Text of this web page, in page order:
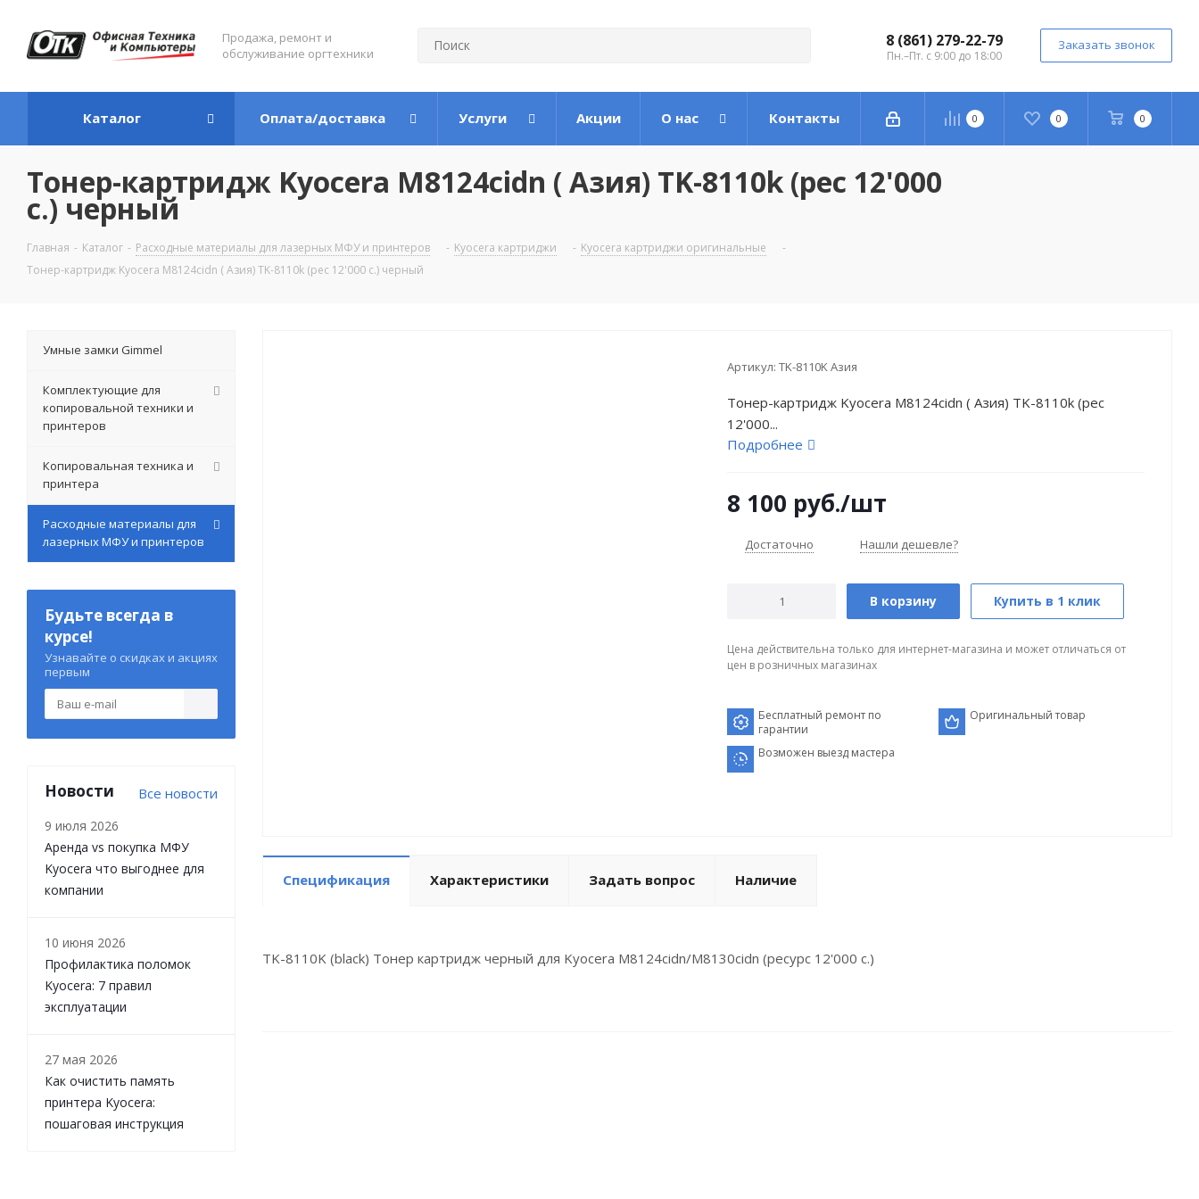
Продажа, ремонт и
обслуживание оргтехники
8 (861) 279-22-79
Пн.–Пт. с 9:00 до 18:00
Заказать звонок
0 0 0
Каталог Оплата/доставка Услуги Акции О нас Контакты
Тонер-картридж Kyocera M8124cidn ( Азия) TK-8110k (рес 12'000
c.) черный
Главная - Каталог - Расходные материалы для лазерных МФУ и принтеров - Kyocera картриджи - Kyocera картриджи оригинальные
-
Тонер-картридж Kyocera M8124cidn ( Азия) TK-8110k (рес 12'000 c.) черный
Артикул: TK-8110K Азия
Тонер-картридж Kyocera M8124cidn ( Азия) TK-8110k (рес
12'000...
Подробнее
8 100 руб./шт
Достаточно Нашли дешевле?
В корзину Купить в 1 клик
Цена действительна только для интернет-магазина и может отличаться от
цен в розничных магазинах
Бесплатный ремонт по
гарантии
Оригинальный товар
Возможен выезд мастера
Спецификация Характеристики Задать вопрос Наличие
TK-8110K (black) Тонер картридж черный для Kyocera M8124cidn/M8130cidn (ресурс 12'000 c.)
Умные замки Gimmel
Комплектующие для
копировальной техники и
принтеров
Копировальная техника и
принтера
Расходные материалы для
лазерных МФУ и принтеров
Будьте всегда в
курсе!
Узнавайте о скидках и акциях
первым
Новости Все новости
9 июля 2026
Аренда vs покупка МФУ
Kyocera что выгоднее для
компании
10 июня 2026
Профилактика поломок
Kyocera: 7 правил
эксплуатации
27 мая 2026
Как очистить память
принтера Kyocera:
пошаговая инструкция